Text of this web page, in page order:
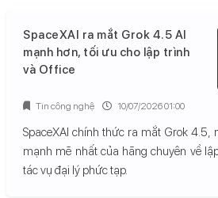
SpaceXAI ra mắt Grok 4.5 AI
mạnh hơn, tối ưu cho lập trình
và Office
SpaceXAI chính thức ra mắt Grok 4.5,
mạnh mẽ nhất của hãng chuyên về
tác vụ đại lý phức tạp.
Tin công nghệ 10/07/2026 01:00